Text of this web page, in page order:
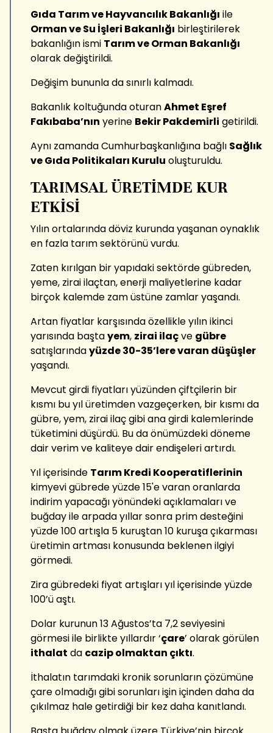
Gıda Tarım ve Hayvancılık Bakanlığı ile
Orman ve Su İşleri Bakanlığı birleştirilerek
bakanlığın ismi Tarım ve Orman Bakanlığı
olarak değiştirildi.
Değişim bununla da sınırlı kalmadı.
Bakanlık koltuğunda oturanAhmet Eşref
Fakıbaba’nın yerine Bekir Pakdemirli getirildi.
Aynı zamanda Cumhurbaşkanlığına bağlı Sağlık
ve Gıda Politikaları Kurulu oluşturuldu.
TARIMSAL ÜRETİMDE KUR
ETKİSİ
Yılın ortalarında döviz kurunda yaşanan oynaklık
en fazla tarım sektörünü vurdu.
Zaten kırılgan bir yapıdaki sektörde gübreden,
yeme, zirai ilaçtan, enerji maliyetlerine kadar
birçok kalemde zam üstüne zamlar yaşandı.
Artan fiyatlar karşısında özellikle yılın ikinci
yarısında baştayem, zirai ilaçve gübre
satışlarındayüzde 30-35’lere varan düşüşler
yaşandı.
Mevcut girdi fiyatları yüzünden çiftçilerin bir
kısmı bu yıl üretimden vazgeçerken, bir kısmı da
gübre, yem, zirai ilaç gibi ana girdi kalemlerinde
tüketimini düşürdü. Bu da önümüzdeki döneme
dair verim ve kaliteye dair endişeleri artırdı.
Yıl içerisinde Tarım Kredi Kooperatiflerinin
kimyevi gübrede yüzde 15'e varan oranlarda
indirim yapacağı yönündeki açıklamaları ve
buğday ile arpada yıllar sonra prim desteğini
yüzde 100 artışla 5 kuruştan 10 kuruşa çıkarması
üretimin artması konusunda beklenen ilgiyi
görmedi.
Zira gübredeki fiyat artışları yıl içerisinde yüzde
100’ü aştı.
Dolar kurunun 13 Ağustos’ta 7,2 seviyesini
görmesi ile birlikte yıllardır ‘çare’ olarak görülen
ithalat da cazip olmaktan çıktı.
İthalatın tarımdaki kronik sorunların çözümüne
çare olmadığı gibi sorunları işin içinden daha da
çıkılmaz hale getirdiği bir kez daha kanıtlandı.